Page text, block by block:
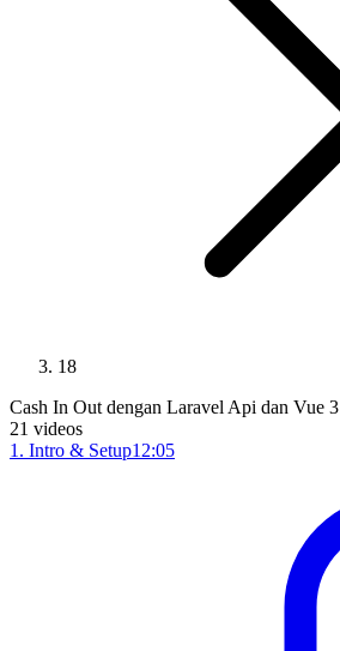
18
Cash In Out dengan Laravel Api dan Vue 3
21 videos
1 . Intro & Setup12:05